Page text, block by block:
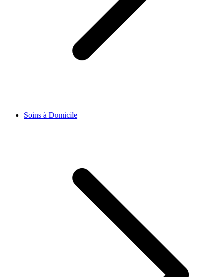
Soins à Domicile